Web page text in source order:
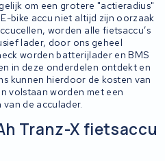
om een grotere "actieradius"
bike accu niet altijd zijn oorzaak
worden alle fietsaccu’s
lader, door ons geheel
worden batterijlader en BMS
in deze onderdelen ontdekt en
kunnen hierdoor de kosten van
volstaan worden met een
de acculader.
Tranz-X fietsaccu